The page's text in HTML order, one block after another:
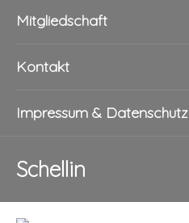
Mitgliedschaft
Kontakt
Impressum & Datenschutz
Schellin